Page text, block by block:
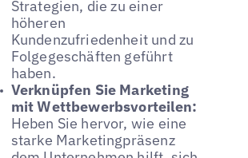
Strategien, die zu einer
höheren
Kundenzufriedenheit und zu
Folgegeschäften geführt
haben.
Verknüpfen Sie Marketing
mit Wettbewerbsvorteilen:
Heben Sie hervor, wie eine
starke Marketingpräsenz